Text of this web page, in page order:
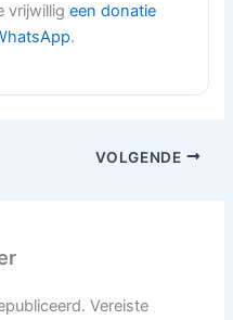
vrijwilligeen donatie
.
VOLGENDE
Vereiste